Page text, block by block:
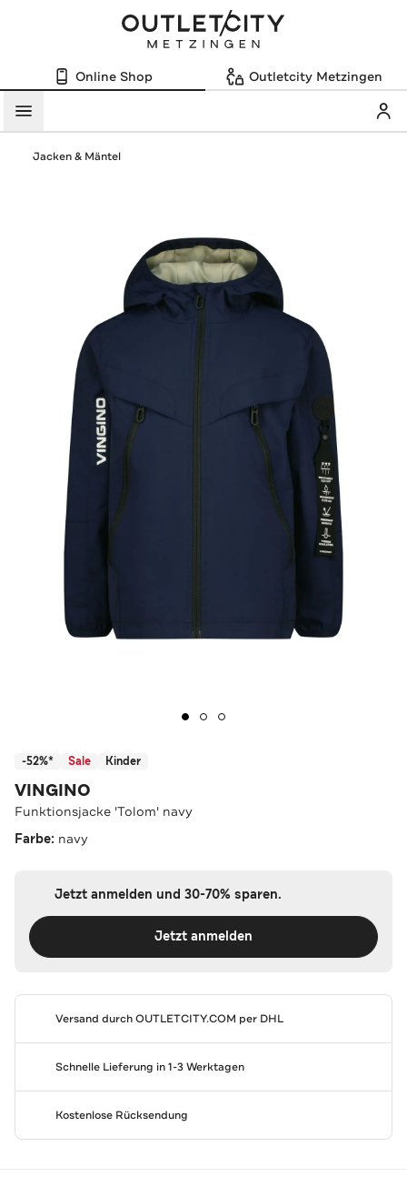
Online Shop Outletcity Metzingen
Menü
Jacken & Mäntel
-52%* Sale Kinder
VINGINO
Funktionsjacke 'Tolom' navy
Farbe: navy
Jetzt anmelden und 30-70% sparen.
Jetzt anmelden
Versand durchOUTLETCITY.COM per DHL
Schnelle Lieferung in 1-3 Werktagen
Kostenlose Rücksendung